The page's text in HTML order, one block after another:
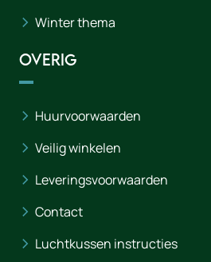
Winter thema
Overig
Huurvoorwaarden
Veilig winkelen
Leveringsvoorwaarden
Contact
Luchtkussen instructies